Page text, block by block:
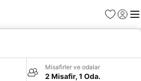
Favoriler
Giriş
Misafirler ve odalar
2 Misafir, 1 Oda.